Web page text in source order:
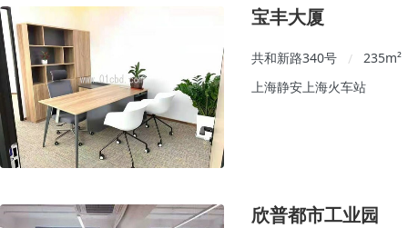
宝丰大厦
共和新路340号 / 235m²
上海静安上海火车站
欣普都市工业园